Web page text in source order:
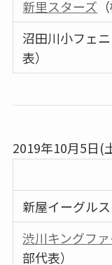
新里スターズ
沼田川小フェ
表）
2019年10月5日(
新屋イーグル
渋川キングフ
部代表）